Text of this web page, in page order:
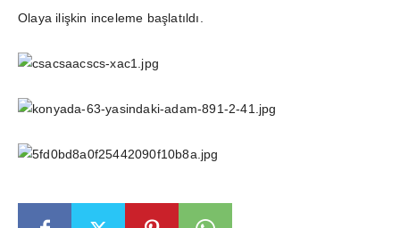
Olaya ilişkin inceleme başlatıldı.